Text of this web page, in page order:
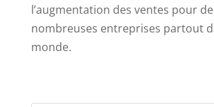
l’augmentation des ventes pour de
nombreuses entreprises partout
monde.